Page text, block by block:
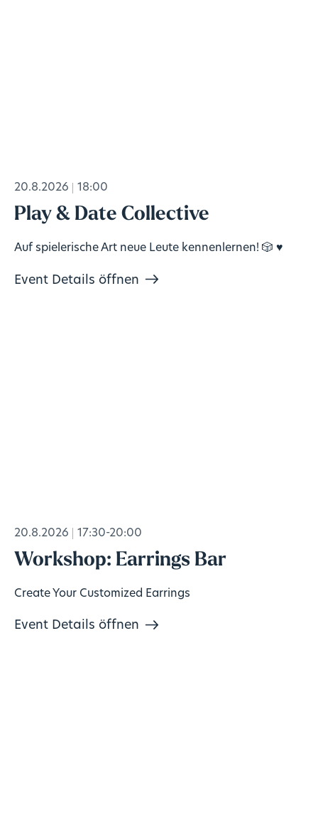
20.8.2026 18:00
Play & Date Collective
Auf spielerische Art neue Leute kennenlernen! 🎲 ♥️
Event Details öffnen
20.8.2026 17:30-20:00
Workshop: Earrings Bar
Create Your Customized Earrings
Event Details öffnen